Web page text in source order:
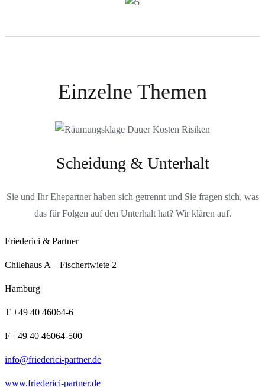
Einzelne Themen
Scheidung & Unterhalt
Sie und Ihr Ehepartner haben sich getrennt und Sie fragen sich, was
das für Folgen auf den Unterhalt hat? Wir klären auf.
Friederici & Partner
Chilehaus A – Fischertwiete 2
Hamburg
T +49 40 46064-6
F +49 40 46064-500
info@friederici-partner.de
www.friederici-partner.de